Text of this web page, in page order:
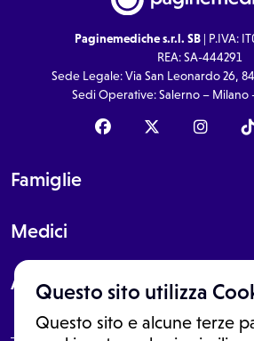
Questo sito utilizza
Questo sito e alcune terze
Paginemediche s.r.l. SB| P.IVA:
REA: SA-444291
Sede Legale: Via San Leonardo 26,
Sedi Operative: Salerno – Milano
Famiglie
Medici
About